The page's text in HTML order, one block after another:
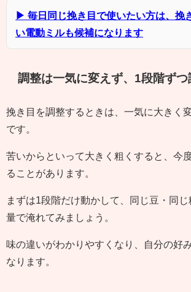
▶ 毎日同じ挽き目で使いたい方は、挽
い電動ミルも候補になります
調整は一気に変えず、1段階ずつ
挽き目を調整するときは、一気に大きく
です。
苦いからといって大きく粗くすると、今
ることがあります。
まずは1段階だけ動かして、同じ豆・同
量で淹れてみましょう。
味の違いがわかりやすくなり、自分の好
なります。